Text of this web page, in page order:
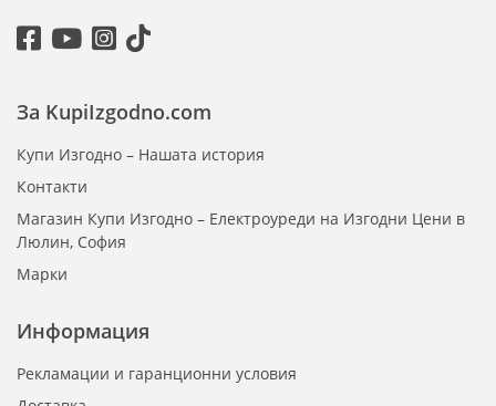
Информация
Рекламации и гаранционни условия
За KupiIzgodno.com
Купи Изгодно – Нашата история
Контакти
Магазин Купи Изгодно – Електроуреди на Изгодни Цени в
Люлин, София
Марки